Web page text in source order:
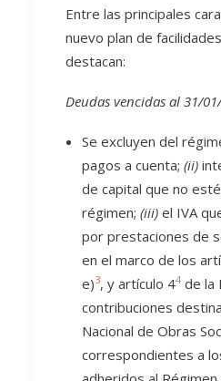
Entre las principales
nuevo plan de
destacan:
Deudas vencidas al 31/
Se excluyen del
pagos a cuenta; (ii)
de capital que no
régimen; (iii) el IVA
por prestaciones de
en el marco de los
e)3, y artículo 44de la
contribuciones
Nacional de Obras
correspondientes a